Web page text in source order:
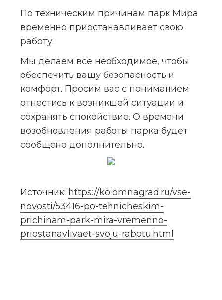
По техническим причинам парк Мира
временно приостанавливает свою
работу.
Мы делаем всё необходимое, чтобы
обеспечить вашу безопасность и
комфорт. Просим вас с пониманием
отнестись к возникшей ситуации и
сохранять спокойствие. О времени
возобновления работы парка будет
сообщено дополнительно.
Источник: https://kolomnagrad.ru/vse-
novosti/53416-po-tehnicheskim-
prichinam-park-mira-vremenno-
priostanavlivaet-svoju-rabotu.html